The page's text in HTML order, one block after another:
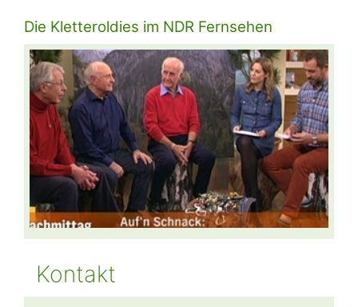
Die Kletteroldies im NDR Fernsehen
Kontakt